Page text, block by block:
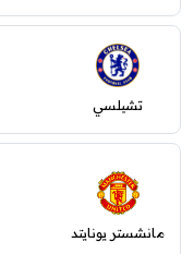
تشيلسي
مانشستر يونايتد